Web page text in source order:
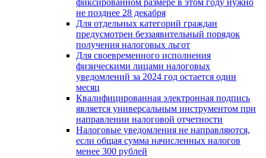
не позднее 28 декабря
Для отдельных категорий граждан
предусмотрен беззаявительный порядок
получения налоговых льгот
Для своевременного исполнения
физическими лицами налоговых
уведомлений за 2024 год остается один
месяц
Квалифицированная электронная подпись
является универсальным инструментом при
направлении налоговой отчетности
Налоговые уведомления не направляются,
если общая сумма начисленных налогов
менее 300 рублей